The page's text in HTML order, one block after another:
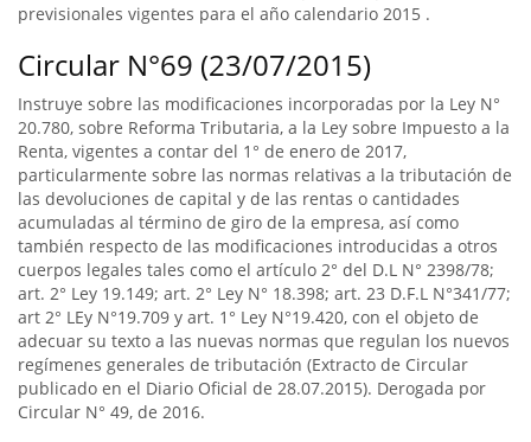
previsionales vigentes para el año calendario 2015 .
Circular N°69 (23/07/2015)
Instruye sobre las modificaciones incorporadas por la Ley N°
20.780, sobre Reforma Tributaria, a la Ley sobre Impuesto a la
Renta, vigentes a contar del 1° de enero de 2017,
particularmente sobre las normas relativas a la tributación de
las devoluciones de capital y de las rentas o cantidades
acumuladas al término de giro de la empresa, así como
también respecto de las modificaciones introducidas a otros
cuerpos legales tales como el artículo 2° del D.L N° 2398/78;
art. 2° Ley 19.149; art. 2° Ley N° 18.398; art. 23 D.F.L N°341/77;
art 2° LEy N°19.709 y art. 1° Ley N°19.420, con el objeto de
adecuar su texto a las nuevas normas que regulan los nuevos
regímenes generales de tributación (Extracto de Circular
publicado en el Diario Oficial de 28.07.2015). Derogada por
Circular N° 49, de 2016.